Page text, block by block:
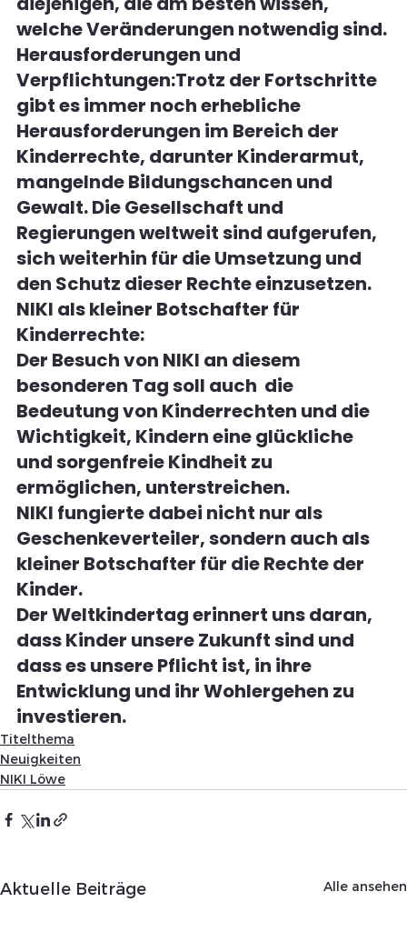
welche Veränderungen notwendig sind.
Herausforderungen und
Verpflichtungen:Trotz der Fortschritte
gibt es immer noch erhebliche
Herausforderungen im Bereich der
Kinderrechte, darunter Kinderarmut,
mangelnde Bildungschancen und
Gewalt. Die Gesellschaft und
Regierungen weltweit sind aufgerufen,
sich weiterhin für die Umsetzung und
den Schutz dieser Rechte einzusetzen.
NIKI als kleiner Botschafter für
Kinderrechte:
Der Besuch von NIKI an diesem
besonderen Tag soll auch  die
Bedeutung von Kinderrechten und die
Wichtigkeit, Kindern eine glückliche
und sorgenfreie Kindheit zu
ermöglichen, unterstreichen.
NIKI fungierte dabei nicht nur als
Geschenkeverteiler, sondern auch als
kleiner Botschafter für die Rechte der
Kinder.
Der Weltkindertag erinnert uns daran,
dass Kinder unsere Zukunft sind und
dass es unsere Pflicht ist, in ihre
Entwicklung und ihr Wohlergehen zu
investieren.
Titelthema
Neuigkeiten
NIKI Löwe
Aktuelle Beiträge Alle ansehen